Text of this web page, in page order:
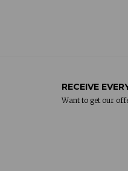
RECEIVE
Want to get our